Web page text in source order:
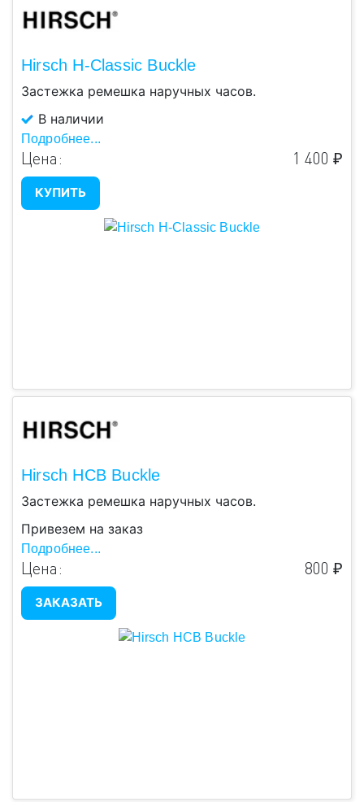
Hirsch H-Classic Buckle
Застежка ремешка наручных часов.
В наличии
Подробнее...
Цена: 1 400 ₽
КУПИТЬ
Hirsch HCB Buckle
Застежка ремешка наручных часов.
Привезем на заказ
Подробнее...
Цена: 800 ₽
ЗАКАЗАТЬ